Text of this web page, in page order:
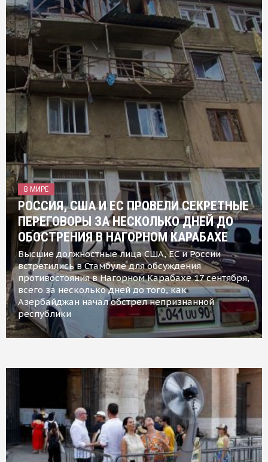
В МИРЕ
РОССИЯ, США И ЕС ПРОВЕЛИ СЕКРЕТНЫЕ
ПЕРЕГОВОРЫ ЗА НЕСКОЛЬКО ДНЕЙ ДО
ОБОСТРЕНИЯ В НАГОРНОМ КАРАБАХЕ
Высшие должностные лица США, ЕС и России
встретились в Стамбуле для обсуждения
противостояния в Нагорном Карабахе 17 сентября,
всего за несколько дней до того, как
Азербайджан начал обстрел непризнанной
республики